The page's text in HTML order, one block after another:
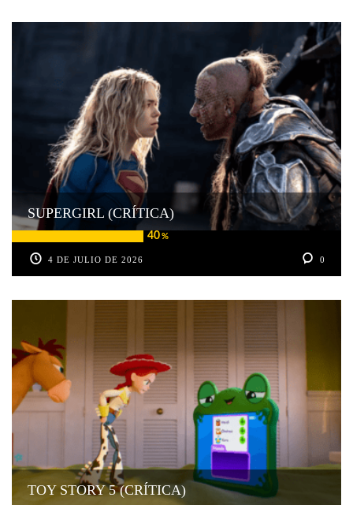
40%
SUPERGIRL (CRÍTICA)
4 DE JULIO DE 2026 0
TOY STORY 5 (CRÍTICA)